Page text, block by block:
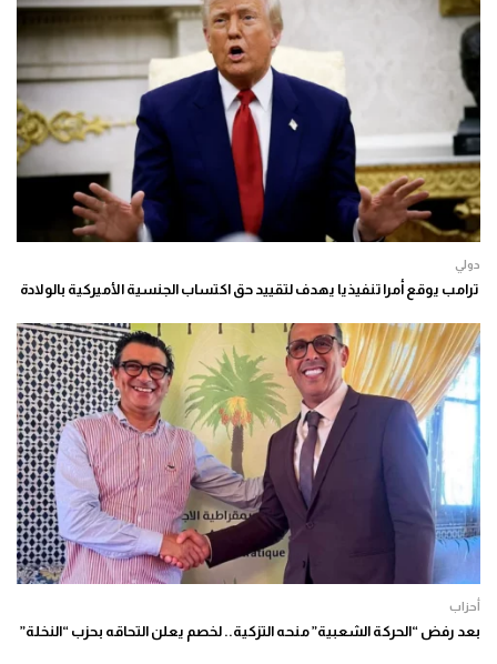
دولي
ترامب يوقع أمرا تنفيذيا يهدف لتقييد حق اكتساب الجنسية الأميركية بالولادة
أحزاب
بعد رفض “الحركة الشعبية” منحه التزكية.. لخصم يعلن التحاقه بحزب “النخلة”